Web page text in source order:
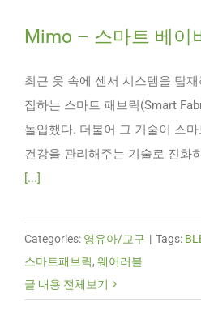
Mimo – 스마트 베이
최근 옷 속에 센서 시스템을 탑
집하는 스마트 패브릭(Smart
돌입했다. 더불어 그 기술이 스
건강을 관리해주는 기술로 진화
[...]
Categories: 영유아/교구 | Tags:
스마트패브릭, 웨어러블
글 내용 전체보기